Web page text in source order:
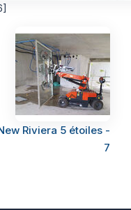
Riviera 5 étoiles -
7